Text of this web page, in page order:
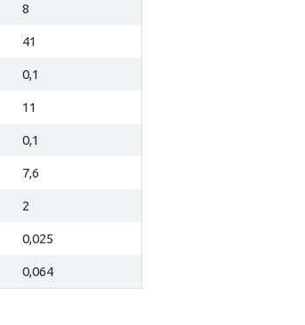
8
41
0,1
11
0,1
7,6
2
0,025
0,064